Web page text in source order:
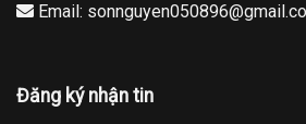
Email:
Đăng ký nhận tin